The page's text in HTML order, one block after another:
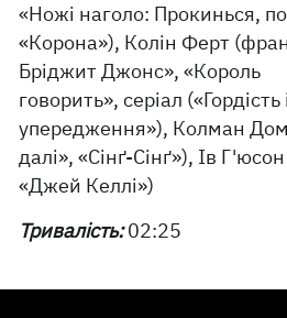
«Ножі наголо: Прокинься,
«Корона»), Колін Ферт
Бріджит Джонс», «Король
говорить», серіал («Гордість і
упередження»), Колман
далі», «Сінґ-Сінґ»), Ів
«Джей Келлі»)
Тривалість:02:25